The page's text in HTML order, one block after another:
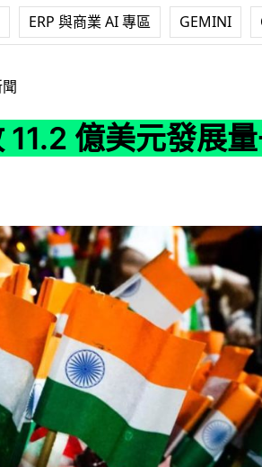
ERP 與商業 AI 專區 GEMINI
11.2 億美元發展